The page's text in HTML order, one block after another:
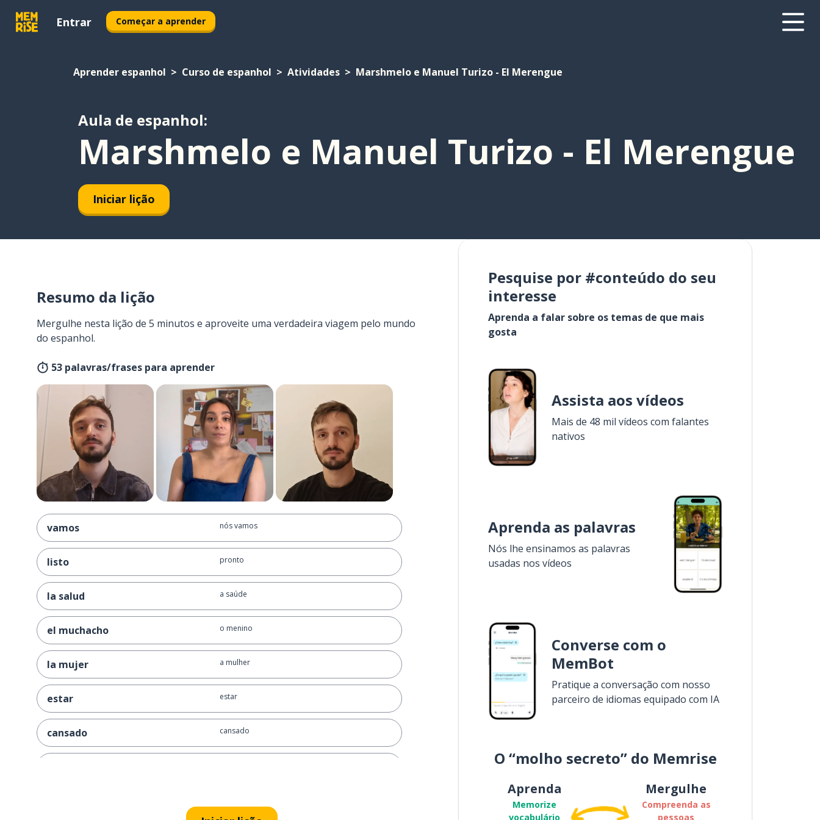
Entrar Começar a aprender
Aprender espanhol Curso de espanhol Atividades Marshmelo e Manuel Turizo - El Merengue
Aula de espanhol:
Marshmelo e Manuel Turizo - El Merengue
Iniciar lição
Resumo da lição
Mergulhe nesta lição de 5 minutos e aproveite uma verdadeira viagem pelo mundo
do espanhol.
53 palavras/frases para aprender
vamos nós vamos
listo pronto
la salud a saúde
el muchacho o menino
la mujer a mulher
estar estar
cansado cansado
Pesquise por #conteúdo do seu
interesse
Aprenda a falar sobre os temas de que mais
gosta
Assista aos vídeos
Mais de 48 mil vídeos com falantes
nativos
Aprenda as palavras
Nós lhe ensinamos as palavras
usadas nos vídeos
Converse com o
MemBot
Pratique a conversação com nosso
parceiro de idiomas equipado com IA
O “molho secreto” do Memrise
Aprenda
Memorize
vocabulário
Mergulhe
Compreenda as
pessoas